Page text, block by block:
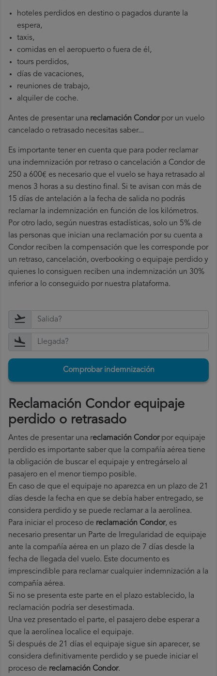
hoteles perdidos en destino o pagados durante la
espera,
taxis,
comidas en el aeropuerto o fuera de él,
tours perdidos,
días de vacaciones,
reuniones de trabajo,
alquiler de coche.
Antes de presentar una reclamación Condorpor un vuelo
cancelado o retrasado necesitas saber...
Es importante tener en cuenta que para poder reclamar
una indemnización por retraso o cancelación a Condor de
250 a 600€ es necesario que el vuelo se haya retrasado al
menos 3 horas a su destino final. Si te avisan con más de
15 días de antelación a la fecha de salida no podrás
reclamar la indemnización en función de los kilómetros.
Por otro lado, según nuestras estadísticas, solo un 5% de
las personas que inician una reclamación por su cuenta a
Condor reciben la compensación que les corresponde por
un retraso, cancelación, overbooking o equipaje perdido y
quienes lo consiguen reciben una indemnización un 30%
inferior a lo conseguido por nuestra plataforma.
Comprobar indemnización
Reclamación Condor equipaje
perdido o retrasado
Antes de presentar una reclamación Condorpor equipaje
perdido es importante saber que la compañía aérea tiene
la obligación de buscar el equipaje y entregárselo al
pasajero en el menor tiempo posible.
En caso de que el equipaje no aparezca en un plazo de 21
días desde la fecha en que se debía haber entregado, se
considera perdido y se puede reclamar a la aerolínea.
Para iniciar el proceso de reclamación Condor, es
necesario presentar un Parte de Irregularidad de equipaje
ante la compañía aérea en un plazo de 7 días desde la
fecha de llegada del vuelo. Este documento es
imprescindible para reclamar cualquier indemnización a la
compañía aérea.
Si no se presenta este parte en el plazo establecido, la
reclamación podría ser desestimada.
Una vez presentado el parte, el pasajero debe esperar a
que la aerolínea localice el equipaje.
Si después de 21 días el equipaje sigue sin aparecer, se
considera definitivamente perdido y se puede iniciar el
proceso de reclamación Condor.